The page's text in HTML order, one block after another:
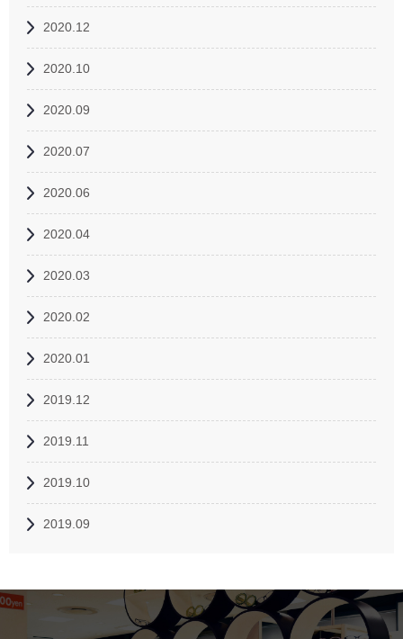
2020.12
2020.10
2020.09
2020.07
2020.06
2020.04
2020.03
2020.02
2020.01
2019.12
2019.11
2019.10
2019.09